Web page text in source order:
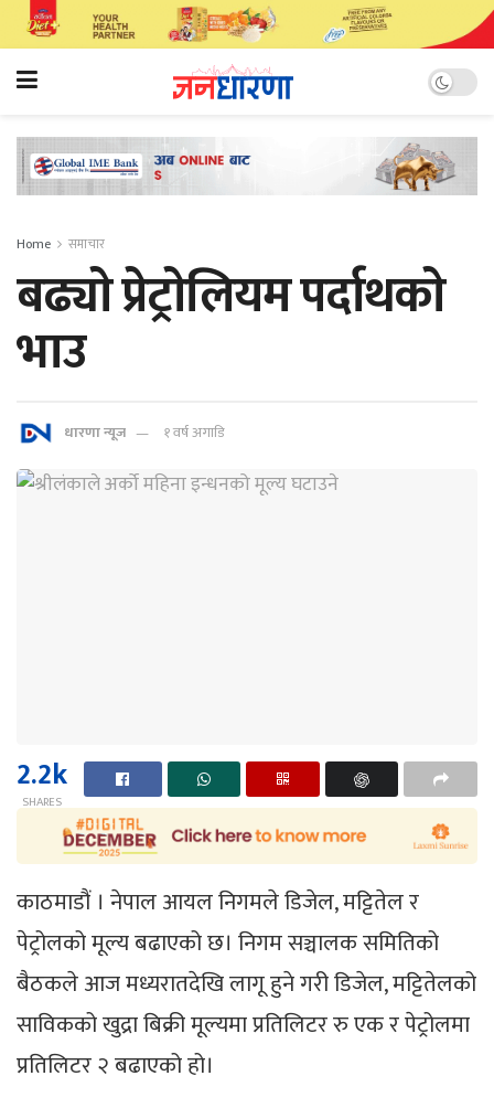
Home समाचार
बढ्याे प्रेट्राेलियम पर्दाथकाे
भाउ
धारणा न्यूज १ वर्ष अगाडि
2.2k
SHARES
काठमाडौं । नेपाल आयल निगमले डिजेल, मट्टितेल र
पेट्रोलको मूल्य बढाएको छ। निगम सञ्चालक समितिको
बैठकले आज मध्यरातदेखि लागू हुने गरी डिजेल, मट्टितेलको
साविकको खुद्रा बिक्री मूल्यमा प्रतिलिटर रु एक र पेट्रोलमा
प्रतिलिटर २ बढाएको हो।